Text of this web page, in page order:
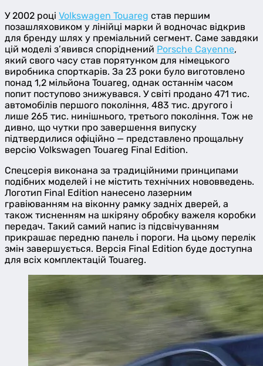
У 2002 році Volkswagen Touareg став першим
позашляховиком у лінійці марки й водночас відкрив
для бренду шлях у преміальний сегмент. Саме завдяки
цій моделі з’явився споріднений Porsche Cayenne,
який свого часу став порятунком для німецького
виробника спорткарів. За 23 роки було виготовлено
понад 1,2 мільйона Touareg, однак останнім часом
попит поступово знижувався. У світі продано 471 тис.
автомобілів першого покоління, 483 тис. другого і
лише 265 тис. нинішнього, третього покоління. Тож не
дивно, що чутки про завершення випуску
підтвердилися офіційно — представлено прощальну
версію Volkswagen Touareg Final Edition.
Спецсерія виконана за традиційними принципами
подібних моделей і не містить технічних нововведень.
Логотип Final Edition нанесено лазерним
гравіюванням на віконну рамку задніх дверей, а
також тисненням на шкіряну обробку важеля коробки
передач. Такий самий напис із підсвічуванням
прикрашає передню панель і пороги. На цьому перелік
змін завершується. Версія Final Edition буде доступна
для всіх комплектацій Touareg.